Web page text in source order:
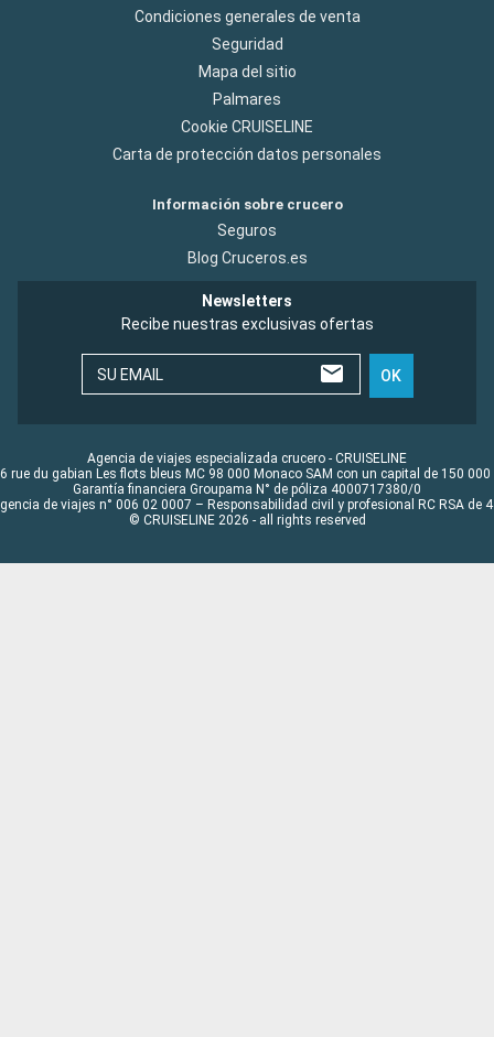
Condiciones generales de venta
Seguridad
Mapa del sitio
Palmares
Cookie CRUISELINE
Carta de protección datos personales
Información sobre crucero
Seguros
Blog Cruceros.es
Newsletters
Recibe nuestras exclusivas ofertas
SU EMAIL OK
Agencia de viajes especializada crucero - CRUISELINE
rue du gabian Les flots bleus MC 98 000 Monaco SAM con un capital de 150 000
Garantía financiera Groupama N° de póliza 4000717380/0
de viajes n° 006 02 0007 – Responsabilidad civil y profesional RC RSA de
© CRUISELINE 2026 - all rights reserved